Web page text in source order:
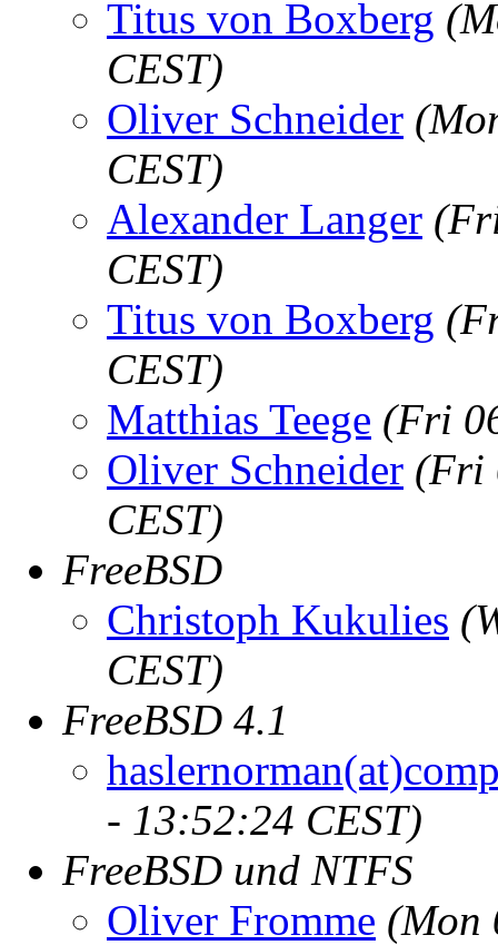
Titus von Boxberg
CEST)
Oliver Schneider
CEST)
Alexander Langer
CEST)
Titus von Boxberg
CEST)
Matthias Teege (Fri
Oliver Schneider (Fri
CEST)
FreeBSD
Christoph Kukulies
CEST)
FreeBSD 4.1
- 13:52:24 CEST)
FreeBSD und NTFS
Oliver Fromme (Mon